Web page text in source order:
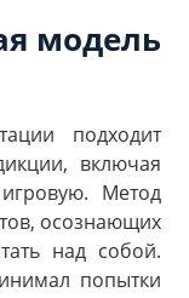
модель
подходит
включая
Метод
осознающих
над собой.
попытки